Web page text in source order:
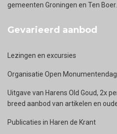
gemeenten Groningen en Ten Boer.
Gevarieerd aanbod
Lezingen en excursies
Organisatie Open Monumentendag
Uitgave van Harens Old Goud, 2x
breed aanbod van artikelen en
Publicaties in Haren de Krant